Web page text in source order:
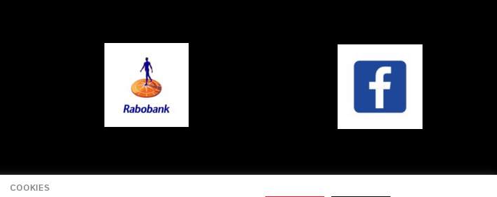
COOKIES